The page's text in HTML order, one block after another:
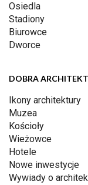
Osiedla
Stadiony
Biurowce
Dworce
DOBRA
Ikony architektury
Muzea
Kościoły
Wieżowce
Hotele
Nowe inwestycje
Wywiady o